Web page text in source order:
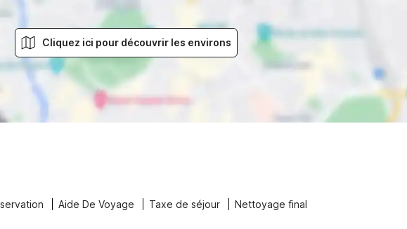
Cliquez ici pour découvrir les environs
Aide De Voyage Taxe de séjour Nettoyage final